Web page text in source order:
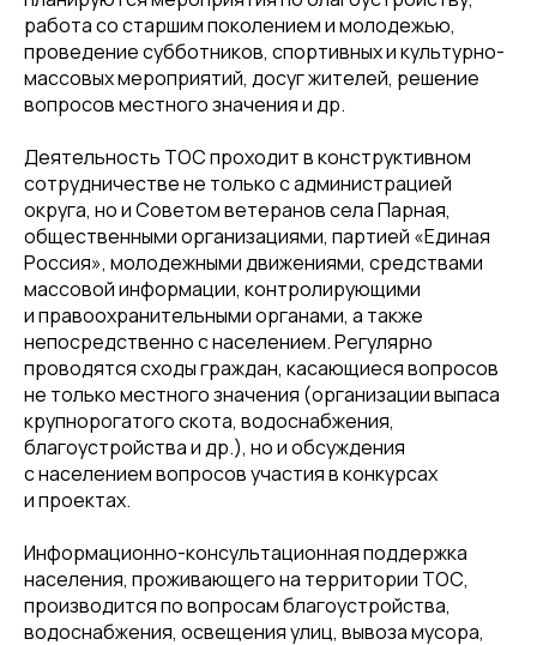
работа со старшим поколением и молодежью,
проведение субботников, спортивных и культурно-
массовых мероприятий, досуг жителей, решение
вопросов местного значения и др.
Деятельность ТОС проходит в конструктивном
сотрудничестве не только с администрацией
округа, но и Советом ветеранов села Парная,
общественными организациями, партией «Единая
Россия», молодежными движениями, средствами
массовой информации, контролирующими
и правоохранительными органами, а также
непосредственно с населением. Регулярно
проводятся сходы граждан, касающиеся вопросов
не только местного значения (организации выпаса
крупнорогатого скота, водоснабжения,
благоустройства и др.), но и обсуждения
с населением вопросов участия в конкурсах
и проектах.
Информационно-консультационная поддержка
населения, проживающего на территории ТОС,
производится по вопросам благоустройства,
водоснабжения, освещения улиц, вывоза мусора,